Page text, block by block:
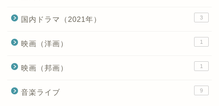
国内ドラマ（2021年） 3
映画（洋画） 1
映画（邦画） 1
音楽ライブ 9